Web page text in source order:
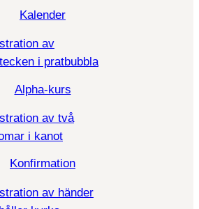
Kalender
Alpha-kurs
Konfirmation